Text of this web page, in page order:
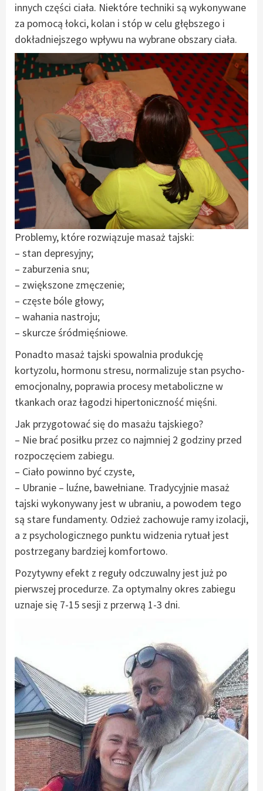
innych części ciała. Niektóre techniki są wykonywane
za pomocą łokci, kolan i stóp w celu głębszego i
dokładniejszego wpływu na wybrane obszary ciała.
Problemy, które rozwiązuje masaż tajski:
– stan depresyjny;
– zaburzenia snu;
– zwiększone zmęczenie;
– częste bóle głowy;
– wahania nastroju;
– skurcze śródmięśniowe.
Ponadto masaż tajski spowalnia produkcję
kortyzolu, hormonu stresu, normalizuje stan psycho-
emocjonalny, poprawia procesy metaboliczne w
tkankach oraz łagodzi hipertoniczność mięśni.
Jak przygotować się do masażu tajskiego?
– Nie brać posiłku przez co najmniej 2 godziny przed
rozpoczęciem zabiegu.
– Ciało powinno być czyste,
– Ubranie – luźne, bawełniane. Tradycyjnie masaż
tajski wykonywany jest w ubraniu, a powodem tego
są stare fundamenty. Odzież zachowuje ramy izolacji,
a z psychologicznego punktu widzenia rytuał jest
postrzegany bardziej komfortowo.
Pozytywny efekt z reguły odczuwalny jest już po
pierwszej procedurze. Za optymalny okres zabiegu
uznaje się 7-15 sesji z przerwą 1-3 dni.